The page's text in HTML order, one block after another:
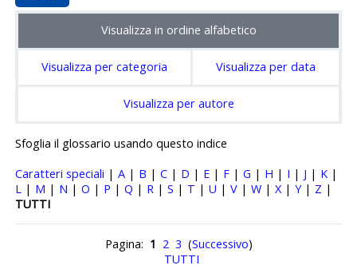
Visualizza in ordine alfabetico
Visualizza per categoria Visualizza per data
Visualizza per autore
Sfoglia il glossario usando questo indice
Caratteri speciali |A | B |C | D | E | F |G | H | I | J | K |
L | M | N |O | P |Q | R |S | T |U |V |W |X |Y| Z |
TUTTI
Pagina: 1 2 3 (Successivo)
TUTTI